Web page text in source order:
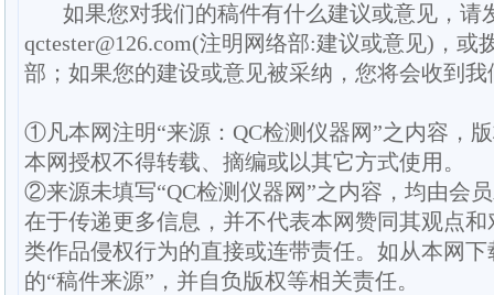
如果您对我们的稿件有什么建议或意见，请
qctester@126.com(注明网络部:建议或意见)，或
部；如果您的建设或意见被采纳，您将会收到
①凡本网注明“来源：QC检测仪器网”之内容，
本网授权不得转载、摘编或以其它方式使用。
②来源未填写“QC检测仪器网”之内容，均由会
在于传递更多信息，并不代表本网赞同其观点
类作品侵权行为的直接或连带责任。如从本网
的“稿件来源”，并自负版权等相关责任。